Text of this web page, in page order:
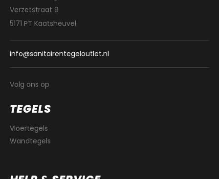
Verzetstraat 9
5171 PT Kaatsheuvel
info@sanitairentegeloutlet.nl
Volg ons op
TEGELS
Vloertegels
Wandtegels